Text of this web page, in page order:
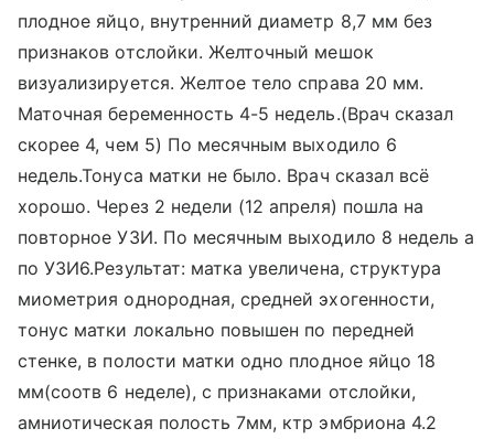
плодное яйцо, внутренний диаметр 8,7 мм без
признаков отслойки. Желточный мешок
визуализируется. Желтое тело справа 20 мм.
Маточная беременность 4-5 недель.(Врач сказал
скорее 4, чем 5) По месячным выходило 6
недель.Тонуса матки не было. Врач сказал всё
хорошо. Через 2 недели (12 апреля) пошла на
повторное УЗИ. По месячным выходило 8 недель а
по УЗИ6.Результат: матка увеличена, структура
миометрия однородная, средней эхогенности,
тонус матки локально повышен по передней
стенке, в полости матки одно плодное яйцо 18
мм(соотв 6 неделе), с признаками отслойки,
амниотическая полость 7мм, ктр эмбриона 4.2